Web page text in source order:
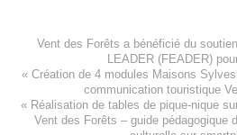
Vent des Forêts a bénéficié du
LEADER (FEADER)
« Création de 4 modules Maisons
communication touristique
« Réalisation de tables de pique-nique
Vent des Forêts – guide pédagogique